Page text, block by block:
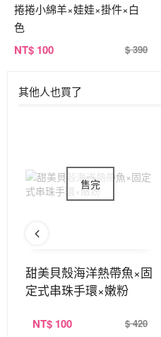
捲捲小綿羊×娃娃×掛件×白
色
NT$ 100 $ 390
其他人也買了
甜美貝殼海洋熱帶魚×固
定式串珠手環×嫩粉
NT$ 100 $ 420